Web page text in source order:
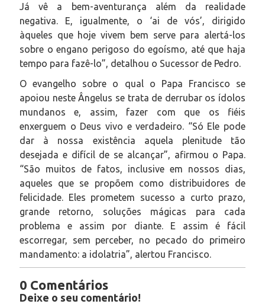
Já vê a bem-aventurança além da realidade
negativa. E, igualmente, o ‘ai de vós’, dirigido
àqueles que hoje vivem bem serve para alertá-los
sobre o engano perigoso do egoísmo, até que haja
tempo para fazê-lo”, detalhou o Sucessor de Pedro.
O evangelho sobre o qual o Papa Francisco se
apoiou neste Ângelus se trata de derrubar os ídolos
mundanos e, assim, fazer com que os fiéis
enxerguem o Deus vivo e verdadeiro. “Só Ele pode
dar à nossa existência aquela plenitude tão
desejada e difícil de se alcançar”, afirmou o Papa.
“São muitos de fatos, inclusive em nossos dias,
aqueles que se propõem como distribuidores de
felicidade. Eles prometem sucesso a curto prazo,
grande retorno, soluções mágicas para cada
problema e assim por diante. E assim é fácil
escorregar, sem perceber, no pecado do primeiro
mandamento: a idolatria”, alertou Francisco.
0 Comentários
Deixe o seu comentário!